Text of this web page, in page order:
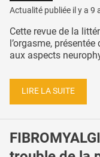
Actualité publiée il y a 9
Cette revue de la
l’orgasme,
aux aspects
LIRE LA SUITE